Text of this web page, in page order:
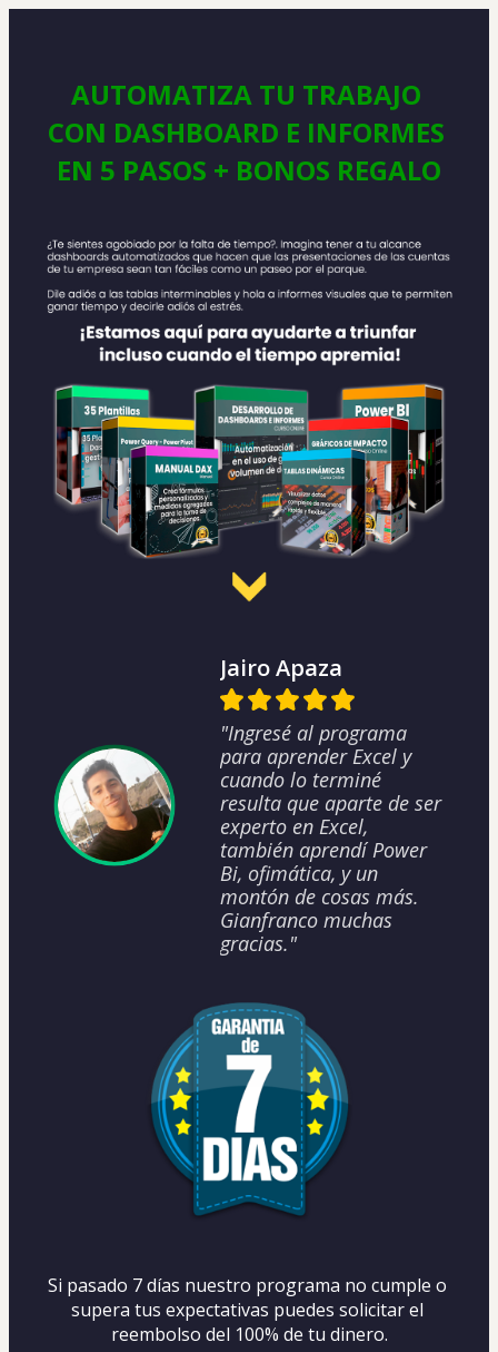
AUTOMATIZA TU TRABAJO
CON DASHBOARD E INFORMES
EN 5 PASOS + BONOS REGALO
Jairo Apaza
"Ingresé al programa
para aprender Excel y
cuando lo terminé
resulta que aparte de ser
experto en Excel,
también aprendí Power
Bi, ofimática, y un
montón de cosas más.
Gianfranco muchas
gracias."
Si pasado 7 días nuestro programa no cumple o
supera tus expectativas puedes solicitar el
reembolso del 100% de tu dinero.